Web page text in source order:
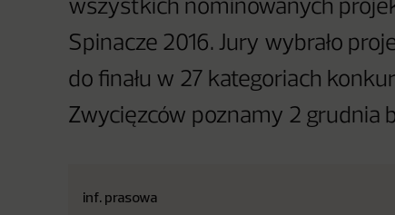
wszystkich nominowanych
Spinacze 2016. Jury wybrało
do finału w 27 kategoriach
Zwycięzców poznamy 2 grudnia
inf. prasowa